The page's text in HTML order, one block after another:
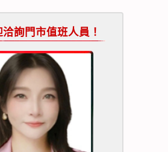
詢門市值班人員！